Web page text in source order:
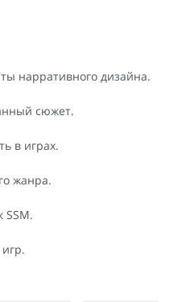
нарративного дизайна.
сюжет.
в играх.
жанра.
SSM.